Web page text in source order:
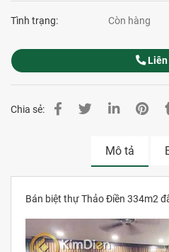
Tình trạng: Còn hàng
Liên
Chia sẻ:
Mô tả
Bán biệt thự Thảo Điền 334m2